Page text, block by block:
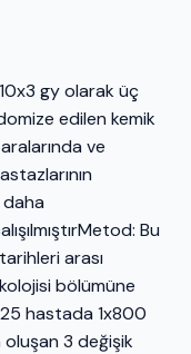
gy olarak üç
edilen kemik
ve
daha
Bu
arası
bölümüne
25 hastada 1x800
3 değişik